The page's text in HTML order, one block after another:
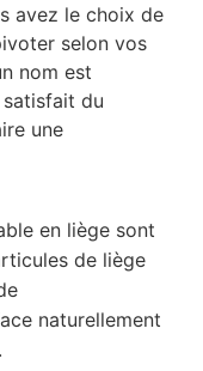
avez le choix de
selon vos
nom est
du
une
en liège sont
de liège
naturellement